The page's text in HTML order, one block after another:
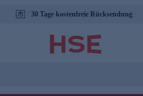
30 Tage kostenfreie Rücksendung